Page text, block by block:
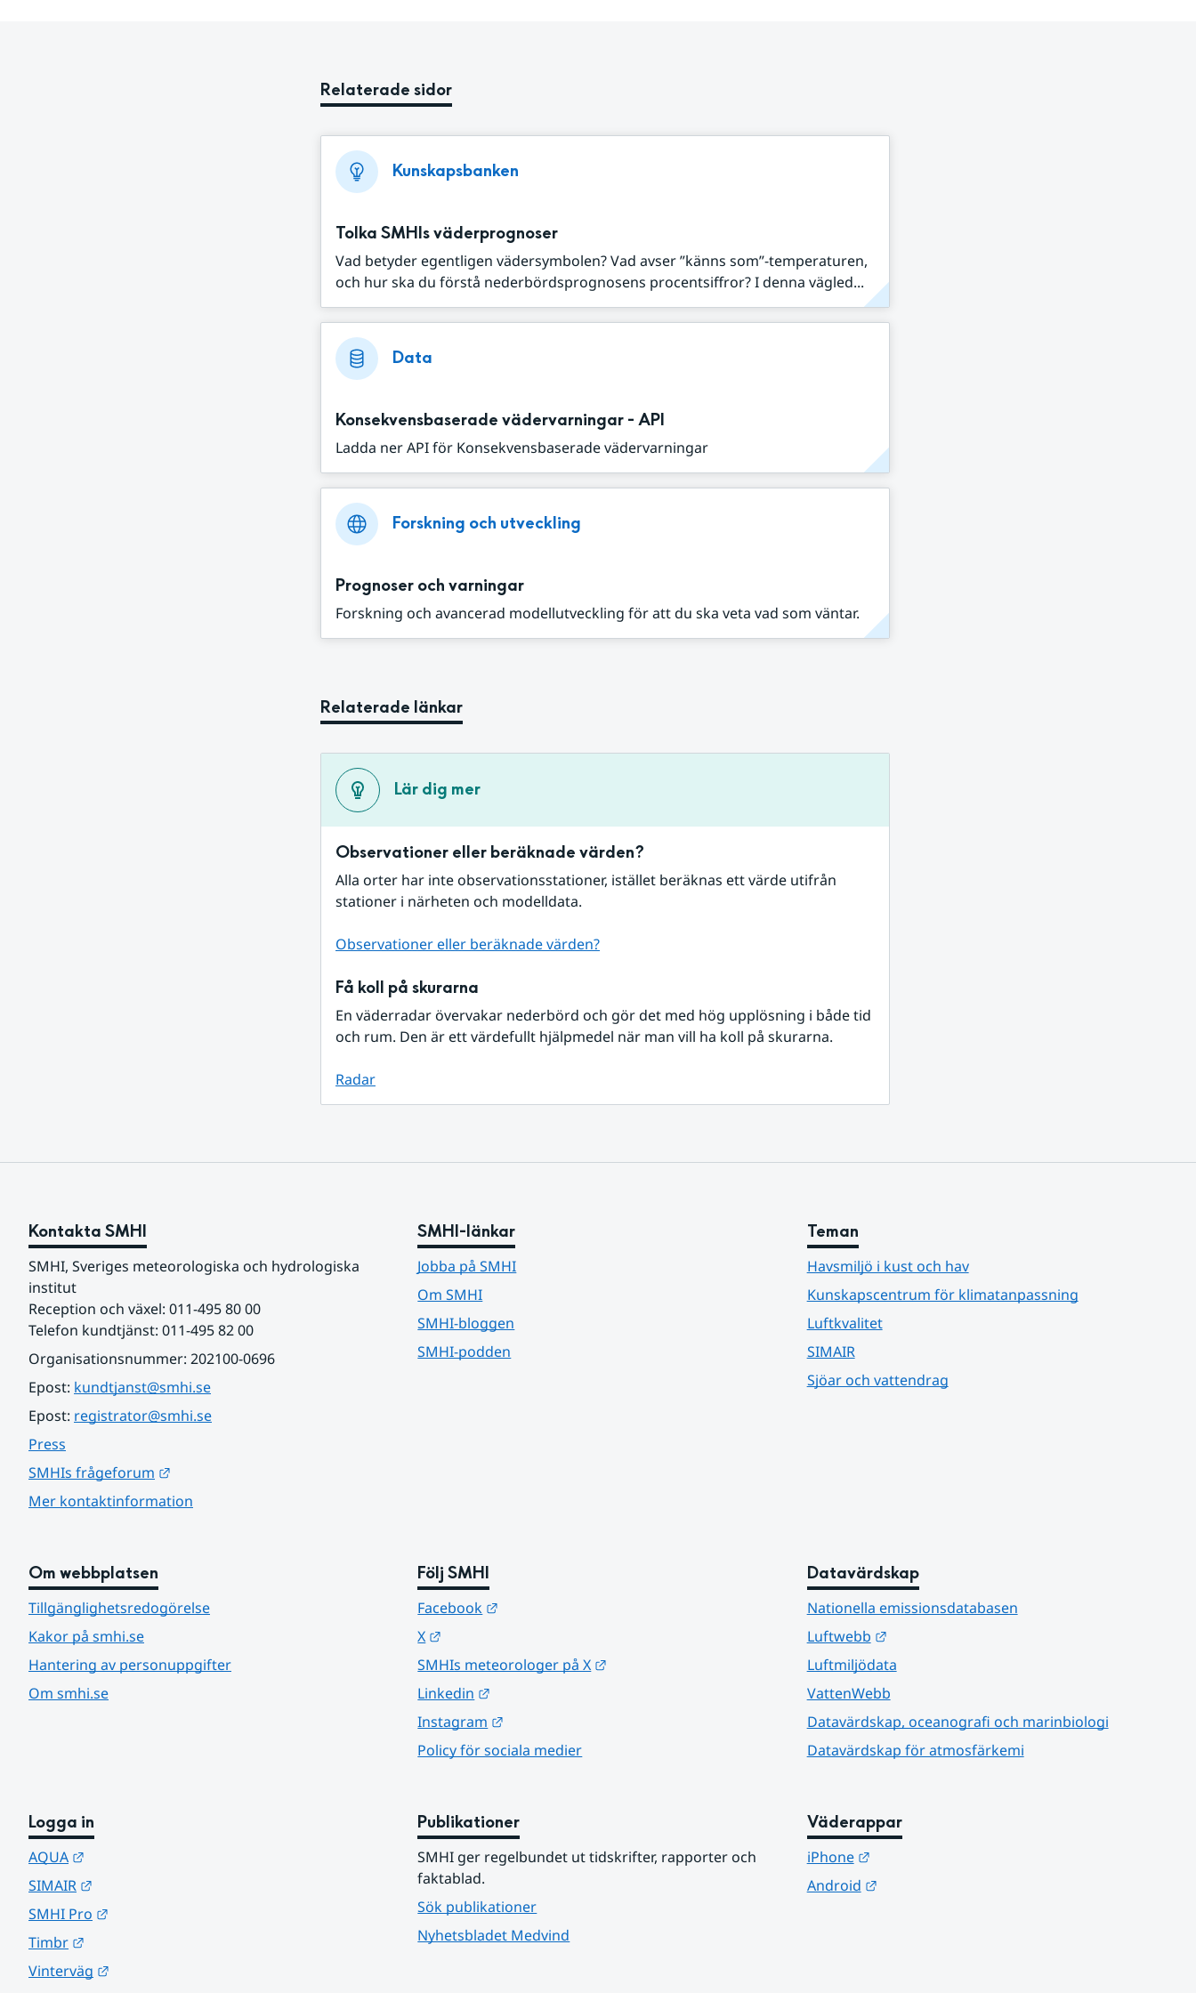
Relaterade sidor
Kunskapsbanken
Tolka SMHIs väderprognoser
Vad betyder egentligen vädersymbolen? Vad avser ”känns som”-temperaturen,
och hur ska du förstå nederbördsprognosens procentsiffror? I denna vägled...
Data
Konsekvensbaserade vädervarningar - API
Ladda ner API för Konsekvensbaserade vädervarningar
Forskning och utveckling
Prognoser och varningar
Forskning och avancerad modellutveckling för att du ska veta vad som väntar.
Relaterade länkar
Lär dig mer
Observationer eller beräknade värden?
Alla orter har inte observationsstationer, istället beräknas ett värde utifrån
stationer i närheten och modelldata.
Observationer eller beräknade värden?
Få koll på skurarna
En väderradar övervakar nederbörd och gör det med hög upplösning i både tid
och rum. Den är ett värdefullt hjälpmedel när man vill ha koll på skurarna.
Radar
Kontakta SMHI
SMHI, Sveriges meteorologiska och hydrologiska
institut
Reception och växel: 011-495 80 00
Telefon kundtjänst: 011-495 82 00
Organisationsnummer: 202100-0696
Epost: kundtjanst@smhi.se
Epost: registrator@smhi.se
Press
SMHIs frågeforum
Mer kontaktinformation
SMHI-länkar
Jobba på SMHI
Om SMHI
SMHI-bloggen
SMHI-podden
Teman
Havsmiljö i kust och hav
Kunskapscentrum för klimatanpassning
Luftkvalitet
SIMAIR
Sjöar och vattendrag
Om webbplatsen
Tillgänglighetsredogörelse
Kakor på smhi.se
Hantering av personuppgifter
Om smhi.se
Följ SMHI
Facebook
X
SMHIs meteorologer på X
Linkedin
Instagram
Policy för sociala medier
Datavärdskap
Nationella emissionsdatabasen
Luftwebb
Länk till annan webbplats.
Luftmiljödata
VattenWebb
Datavärdskap, oceanografi och marinbiologi
Datavärdskap för atmosfärkemi
Logga in
AQUA
SIMAIR
SMHI Pro
Timbr
Vinterväg
Publikationer
SMHI ger regelbundet ut tidskrifter, rapporter och
faktablad.
Sök publikationer
Nyhetsbladet Medvind
Väderappar
iPhone
Länk till annan webbplats.
Android
Länk till annan webbplats.